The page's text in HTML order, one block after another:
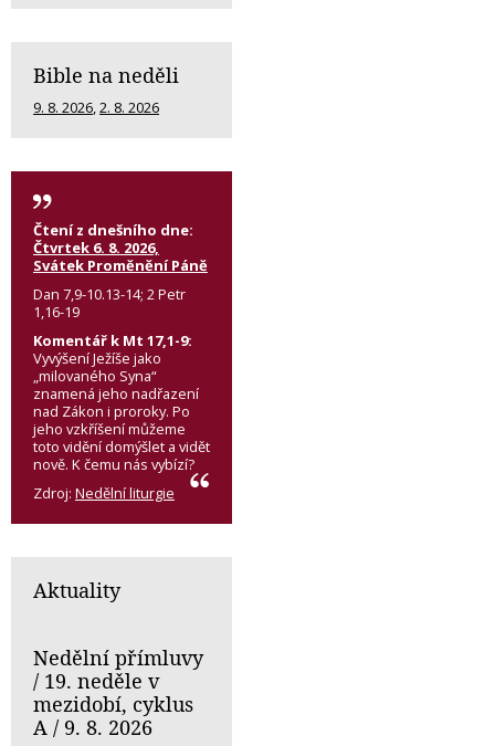
Bible na neděli
9. 8. 2026,2. 8. 2026
Čtení z dnešního dne:
Čtvrtek 6. 8. 2026,
Svátek Proměnění Páně
Dan 7,9-10.13-14; 2 Petr
1,16-19
Komentář k Mt 17,1-9:
Vyvýšení Ježíše jako
„milovaného Syna“
znamená jeho nadřazení
nad Zákon i proroky. Po
jeho vzkříšení můžeme
toto vidění domýšlet a vidět
nově. K čemu nás vybízí?
Zdroj: Nedělní liturgie
Aktuality
Nedělní přímluvy
/ 19. neděle v
mezidobí, cyklus
A / 9. 8. 2026